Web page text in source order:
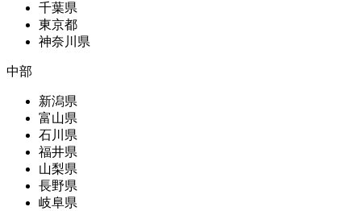
千葉県
東京都
神奈川県
中部
新潟県
富山県
石川県
福井県
山梨県
長野県
岐阜県